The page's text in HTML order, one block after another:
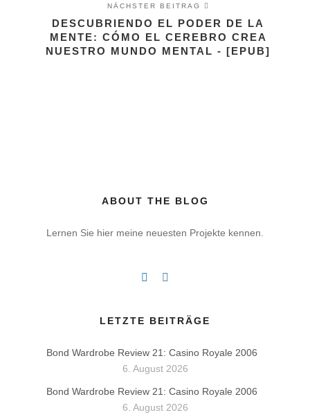
NÄCHSTER BEITRAG
DESCUBRIENDO EL PODER DE LA
MENTE: CÓMO EL CEREBRO CREA
NUESTRO MUNDO MENTAL - [EPUB]
ABOUT THE BLOG
Lernen Sie hier meine neuesten Projekte kennen.
LETZTE BEITRÄGE
Bond Wardrobe Review 21: Casino Royale 2006
6. August 2026
Bond Wardrobe Review 21: Casino Royale 2006
6. August 2026